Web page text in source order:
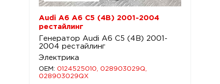
Audi A6 A6 C5 (4B) 2001-2004
рестайлинг
Генератор Audi A6 C5 (4B) 2001-
2004 рестайлинг
Электрика
OEM: 0124525010, 028903029Q,
028903029QX